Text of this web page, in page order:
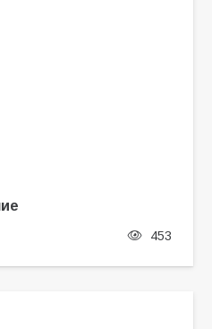
453